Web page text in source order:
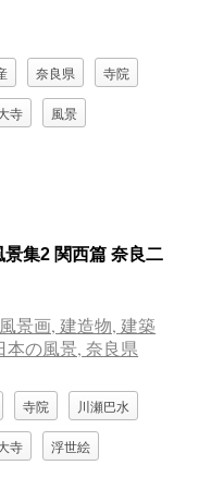
奈良県 寺院
寺 風景
集2 関西篇 奈良二
寺院 川瀬巴水
寺 浮世絵